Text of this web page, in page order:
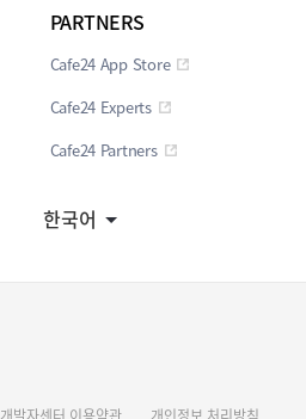
한국어
PARTNERS
Cafe24 App Store
Cafe24 Experts
Cafe24 Partners